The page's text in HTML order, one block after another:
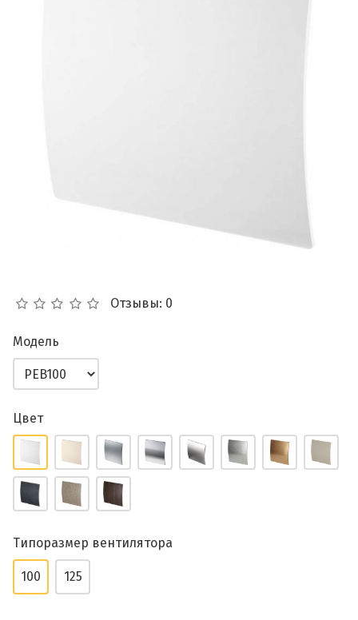
Отзывы: 0
Модель
Цвет
Типоразмер вентилятора
100 125